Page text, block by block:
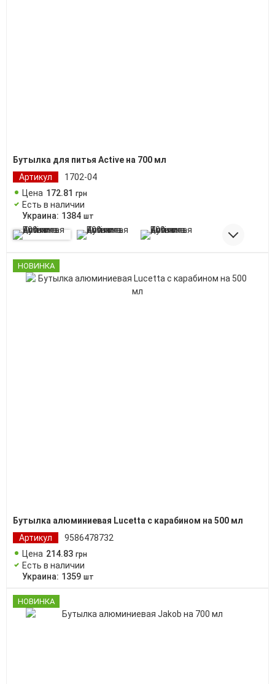
Бутылка для питья Active на 700 мл
Артикул
1702-04
Цена 172.81 грн
Есть в наличии
Украина: 1384 шт
НОВИНКА
Бутылка алюминиевая Lucetta с карабином на 500 мл
Артикул
9586478732
Цена 214.83 грн
Есть в наличии
Украина: 1359 шт
НОВИНКА